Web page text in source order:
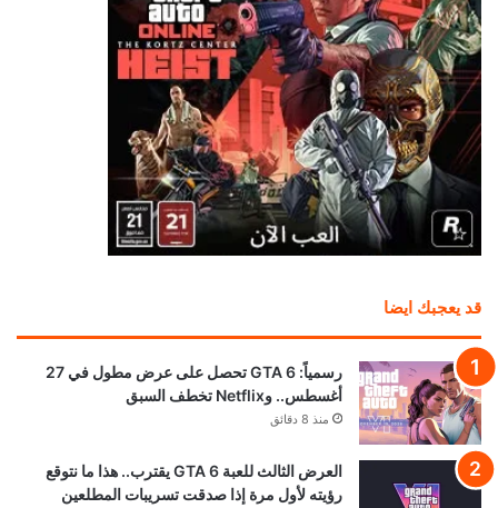
قد يعجبك ايضا
رسمياً: GTA 6 تحصل على عرض مطول في 27
أغسطس.. وNetflix تخطف السبق
منذ 8 دقائق
العرض الثالث للعبة GTA 6 يقترب.. هذا ما نتوقع
رؤيته لأول مرة إذا صدقت تسريبات المطلعين